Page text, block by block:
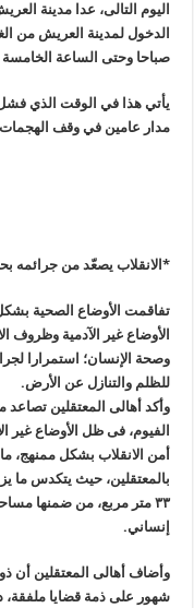
اليوم التالى، عدا مدينة
الدخول لمدينة العريش من
صباحا وحتى الساعة
يأتي هذا في الوقت الذي
مدار عامين في وقف
*الانقلاب يصعّد من جرائمه
تفاقمت الأوضاع الصحية بشكل
الأوضاع غير الآدمية وظروف
وصحة الإنسان؛ استمرارا
للظلم والتنازل عن الأرض.
وأكد أهالى المعتقلين
الفيوم، فى ظل الأوضاع غير
أمن الانقلاب بشكل ممنهج،
إنساني.
شهور على ذمة قضايا ملفقة،